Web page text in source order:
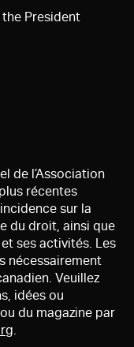
President
de l’Association
récentes
sur la
du droit, ainsi que
ses activités. Les
nécessairement
Veuillez
idées ou
du magazine par
.